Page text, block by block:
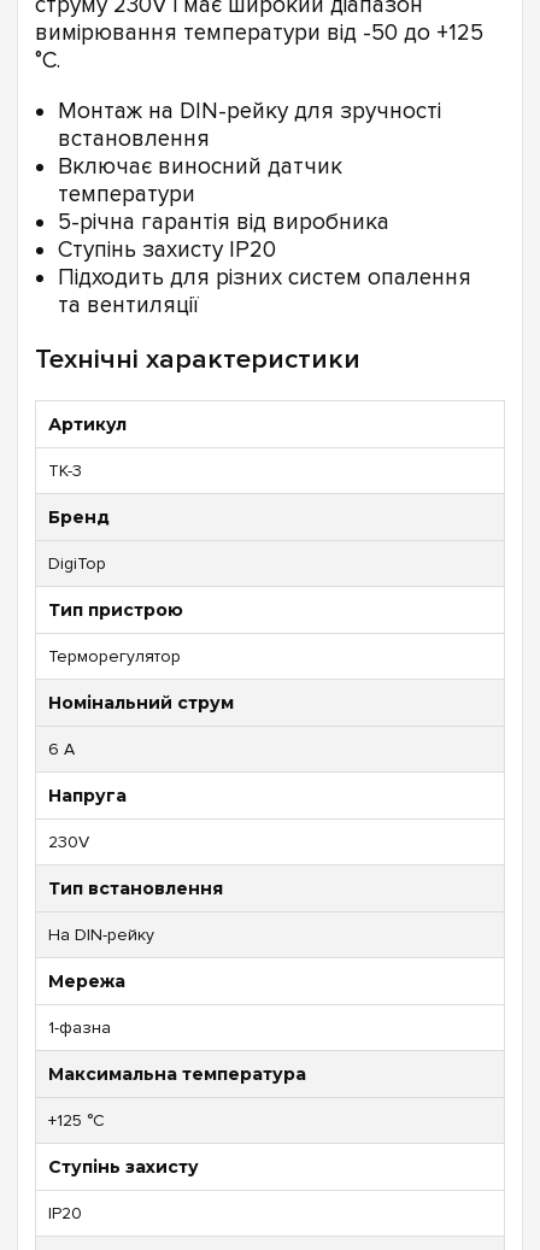
вимірювання температури від -50 до +125
°C.
Монтаж на DIN-рейку для зручності
встановлення
Включає виносний датчик
температури
5-річна гарантія від виробника
Ступінь захисту IP20
Підходить для різних систем опалення
та вентиляції
Технічні характеристики
Артикул
TK-3
Бренд
DigiTop
Тип пристрою
Терморегулятор
Номінальний струм
6 А
Напруга
230V
Тип встановлення
На DIN-рейку
Мережа
1-фазна
Максимальна температура
+125 °C
Ступінь захисту
IP20